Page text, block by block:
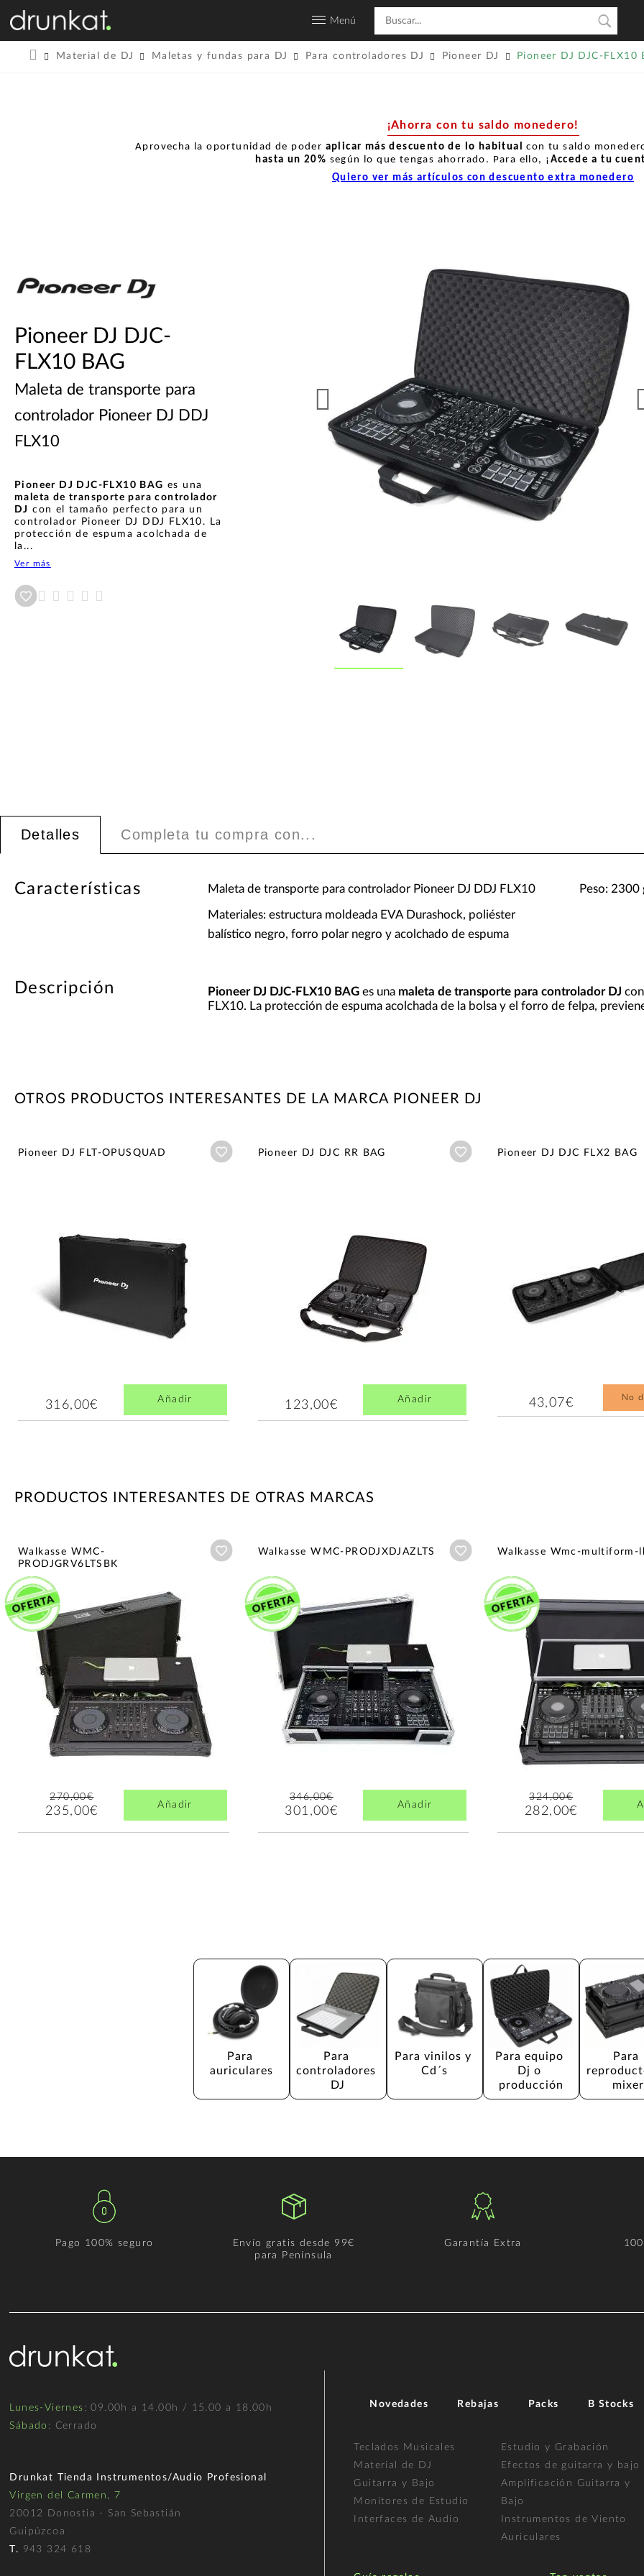
Menú
Material de DJ Maletas y fundas para DJ Para controladores DJ Pioneer DJ Pioneer DJ DJC-FLX10
¡Ahorra con tu saldo monedero!
Aprovecha la oportunidad de poder aplicar más descuento de lo habitual con tu saldo
hasta un 20% según lo que tengas ahorrado. Para ello, ¡ Accede a tu
Quiero ver más artículos con descuento extra monedero
Pioneer DJ DJC-
FLX10 BAG
Maleta de transporte para
controlador Pioneer DJ DDJ
FLX10
Pioneer DJ DJC-FLX10 BAG es una
maleta de transporte para controlador
DJ con el tamaño perfecto para un
controlador Pioneer DJ DDJ FLX10. La
protección de espuma acolchada de
la...
Ver más
Añadir a wishlist
Detalles Completa tu compra con...
Características Maleta de transporte para controlador Pioneer DJ DDJ FLX10
Materiales: estructura moldeada EVA Durashock, poliéster
balístico negro, forro polar negro y acolchado de espuma
Peso: 2300
Descripción Pioneer DJ DJC-FLX10 BAGes una maleta de transporte para controlador DJ
FLX10. La protección de espuma acolchada de la bolsa y el forro de felpa,
OTROS PRODUCTOS INTERESANTES DE LA MARCA PIONEER DJ
Pioneer DJ FLT-OPUSQUAD Añadir a wishlist
316,00€ Añadir
Pioneer DJ DJC RR BAG Añadir a wishlist
123,00€ Añadir
Pioneer DJ DJC FLX2 BAG
43,07€ No
PRODUCTOS INTERESANTES DE OTRAS MARCAS
Walkasse WMC-
PRODJGRV6LTSBK
Añadir a wishlist
270,00€
235,00€ Añadir
Walkasse WMC-PRODJXDJAZLTS Añadir a wishlist
346,00€
301,00€ Añadir
Walkasse Wmc-multiform-
324,00€
282,00€
Para
auriculares
Para
controladores
DJ
Para vinilos y
Cd´s
Para equipo
Dj o
producción
Para
mixer
Pago 100% seguro
Envío gratis desde 99€
para Península
Garantía Extra
Lunes-Viernes : 09.00h a 14.00h / 15.00 a 18.00h
Sábado : Cerrado
Drunkat Tienda Instrumentos/Audio Profesional
Virgen del Carmen, 7
20012 Donostia - San Sebastián
Guipúzcoa
T. 943 324 618
Novedades Rebajas Packs B Stocks
Teclados Musicales
Material de DJ
Guitarra y Bajo
Monitores de Estudio
Interfaces de Audio
Estudio y Grabación
Efectos de guitarra y bajo
Amplificación Guitarra y
Bajo
Instrumentos de Viento
Auriculares